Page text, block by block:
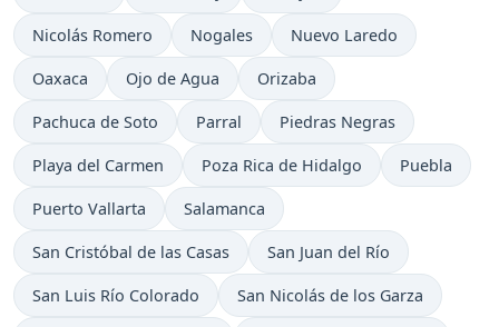
Nicolás Romero Nogales Nuevo Laredo
Oaxaca Ojo de Agua Orizaba
Pachuca de Soto Parral Piedras Negras
Playa del Carmen Poza Rica de Hidalgo Puebla
Puerto Vallarta Salamanca
San Cristóbal de las Casas San Juan del Río
San Luis Río Colorado San Nicolás de los Garza